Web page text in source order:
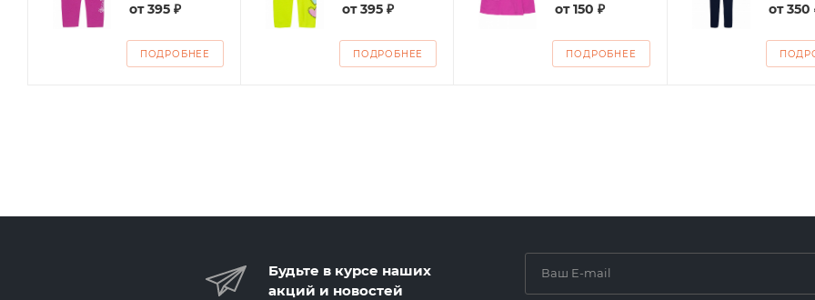
от395 ₽
ПОДРОБНЕЕ
от395 ₽
ПОДРОБНЕЕ
от150 ₽
ПОДРОБНЕЕ
от350
Будьте в курсе наших
акций и новостей